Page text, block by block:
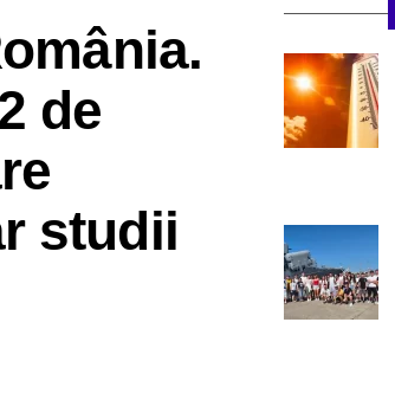
de
studii